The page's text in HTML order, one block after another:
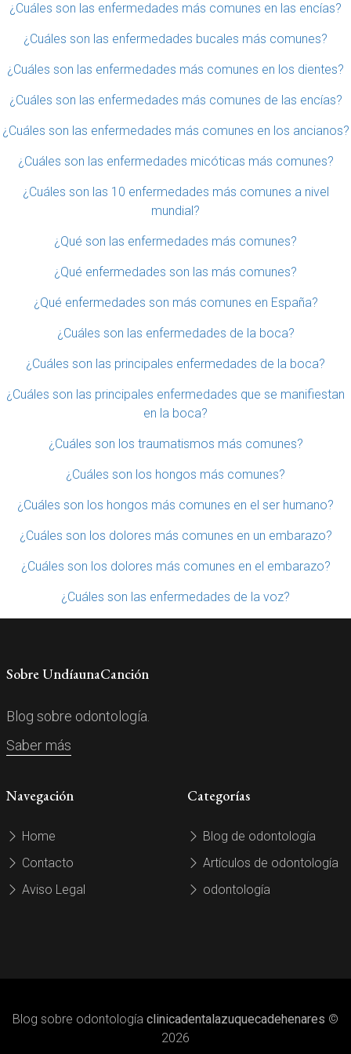
¿Cuáles son las enfermedades más comunes en las encías?
¿Cuáles son las enfermedades bucales más comunes?
¿Cuáles son las enfermedades más comunes en los dientes?
¿Cuáles son las enfermedades más comunes de las encías?
¿Cuáles son las enfermedades más comunes en los ancianos?
¿Cuáles son las enfermedades micóticas más comunes?
¿Cuáles son las 10 enfermedades más comunes a nivel
mundial?
¿Qué son las enfermedades más comunes?
¿Qué enfermedades son las más comunes?
¿Qué enfermedades son más comunes en España?
¿Cuáles son las enfermedades de la boca?
¿Cuáles son las principales enfermedades de la boca?
¿Cuáles son las principales enfermedades que se manifiestan
en la boca?
¿Cuáles son los traumatismos más comunes?
¿Cuáles son los hongos más comunes?
¿Cuáles son los hongos más comunes en el ser humano?
¿Cuáles son los dolores más comunes en un embarazo?
¿Cuáles son los dolores más comunes en el embarazo?
¿Cuáles son las enfermedades de la voz?
Sobre UndíaunaCanción
Blog sobre odontología.
Saber más
Navegación
Home
Contacto
Aviso Legal
Categorías
Blog de odontología
Artículos de odontología
odontología
Blog sobre odontología clinicadentalazuquecadehenares ©
2026